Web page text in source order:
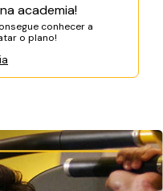
academia!
conhecer a
o plano!